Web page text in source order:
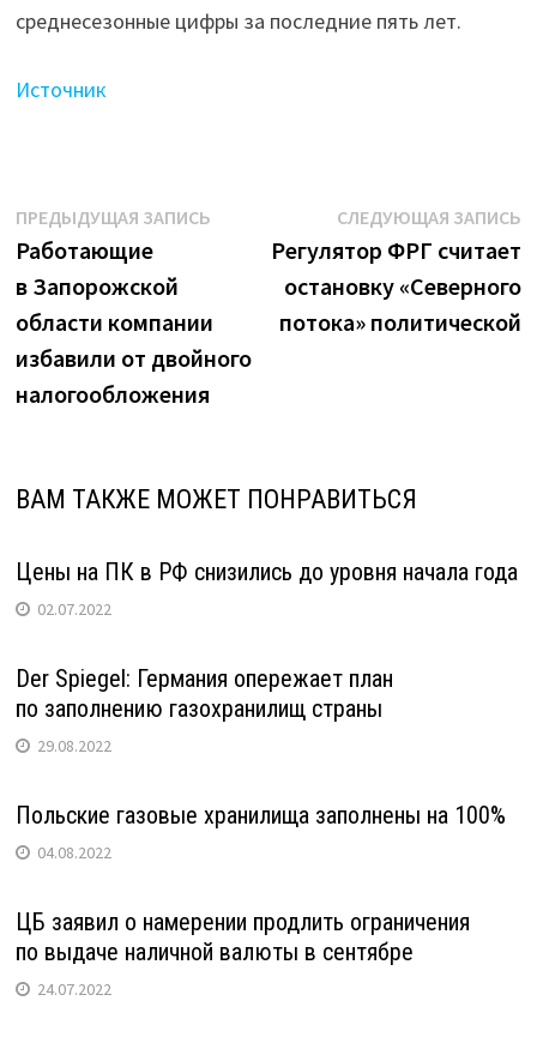
среднесезонные цифры за последние пять лет.
Источник
Навигация
по
записям
ПРЕДЫДУЩАЯ ЗАПИСЬПредыдущая
запись:
Работающие
в Запорожской
области компании
избавили от двойного
налогообложения
СЛЕДУЮЩАЯ ЗАПИСЬ
Регулятор ФРГ считает
остановку «Северного
потока» политической
ВАМ ТАКЖЕ МОЖЕТ ПОНРАВИТЬСЯ
Цены на ПК в РФ снизились до уровня начала года
02.07.2022
Der Spiegel: Германия опережает план
по заполнению газохранилищ страны
29.08.2022
Польские газовые хранилища заполнены на 100%
04.08.2022
ЦБ заявил о намерении продлить ограничения
по выдаче наличной валюты в сентябре
24.07.2022